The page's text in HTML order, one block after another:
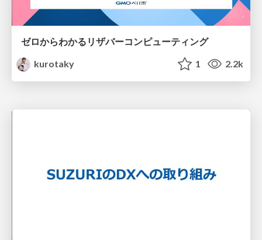
ゼロからわかるリザバーコンピューティング
kurotaky
1 2.2k